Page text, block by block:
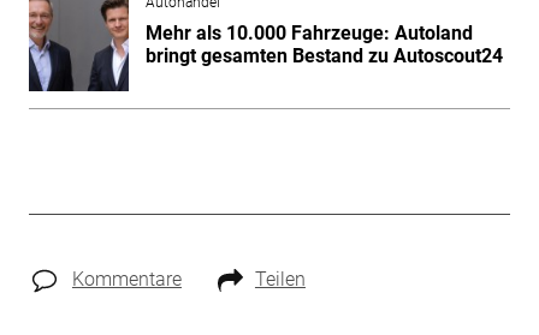
Mehr als 10.000 Fahrzeuge: Autoland
bringt gesamten Bestand zu Autoscout24
Kommentare Teilen